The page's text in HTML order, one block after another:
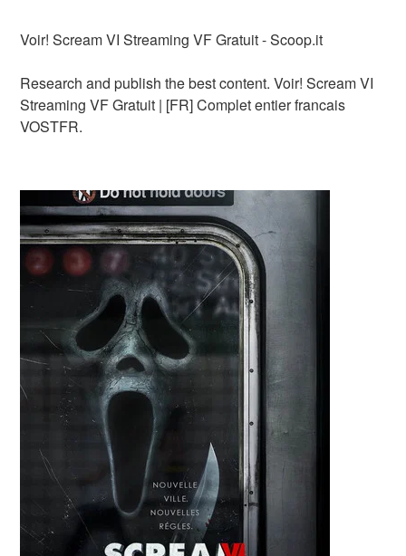
Voir! Scream VI Streaming VF Gratuit - Scoop.it
Research and publish the best content. Voir! Scream VI
Streaming VF Gratuit | [FR] Complet entier francais
VOSTFR.